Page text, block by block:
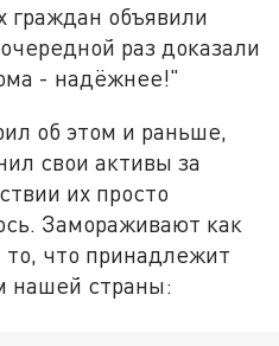
объявили
раз доказали
- надёжнее!"
об этом и раньше,
свои активы за
их просто
Замораживают как
что принадлежит
нашей страны: